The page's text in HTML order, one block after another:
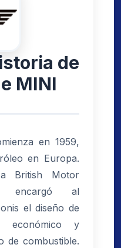
de
MINI
en 1959,
en Europa.
British Motor
encargó al
el diseño de
económico y
de combustible.